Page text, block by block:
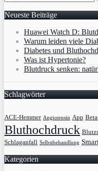
Neueste Beiträge
Huawei Watch D:
Warum leiden viele
Diabetes und
Was ist Hypertonie?
Blutdruck senken:
Schlagwörter
ACE-Hemmer Angiotensin App
Bluthochdruck
Schlaganfall Selbstbehandlung
Kategorien